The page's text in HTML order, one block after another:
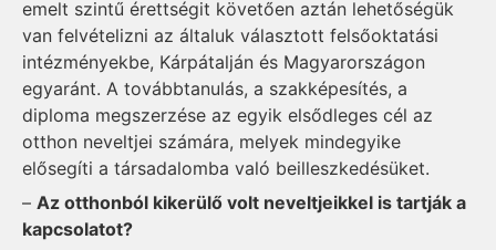
emelt szintű érettségit követően aztán lehetőségük
van felvételizni az általuk választott felsőoktatási
intézményekbe, Kárpátalján és Magyarországon
egyaránt. A továbbtanulás, a szakképesítés, a
diploma megszerzése az egyik elsődleges cél az
otthon neveltjei számára, melyek mindegyike
elősegíti a társadalomba való beilleszkedésüket.
– Az otthonból kikerülő volt neveltjeikkel is tartják a
kapcsolatot?